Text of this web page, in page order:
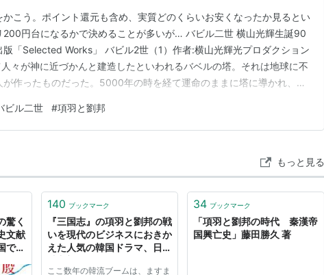
入: 5人クリック : 87回
の商品を含むブログ (60件) を見る
かこう。ポイント還元も含め、実質どのくらいお安くなったか見るとい
200円台になるかで決めることが多いが… バビル二世 横山光輝生誕90
版「Selected Works」 バビル2世（1）作者:横山光輝光プロダクション
々が神に近づかんと建造したといわれるバベルの塔。それは地球に不
が作ったものだった。5000年の時を経て運命のままに塔に導かれ、超
くらむヨミの野望を打ち砕くべく立ち上がった！横山光輝生誕90周
子版刊行！ …
ビル二世 #項羽と劉邦
もっと見る
驚く
文献
では
140 ブックマーク
『三国志』の項羽と劉邦の戦
いを現代のビジネスにおきか
えた人気の韓国ドラマ、日本
ここ数年の韓流ブームは、ますま
34 ブックマーク
「項羽と劉邦の時代 秦漢帝
国興亡史」藤田勝久 著